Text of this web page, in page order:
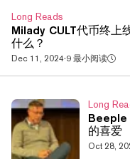
唐纳德·特朗普正在拉
Long Reads
Milady CULT代币终
什么？
Dec 11, 2024·9 最小阅读
Long
Beeple
的喜爱
Oct 28,